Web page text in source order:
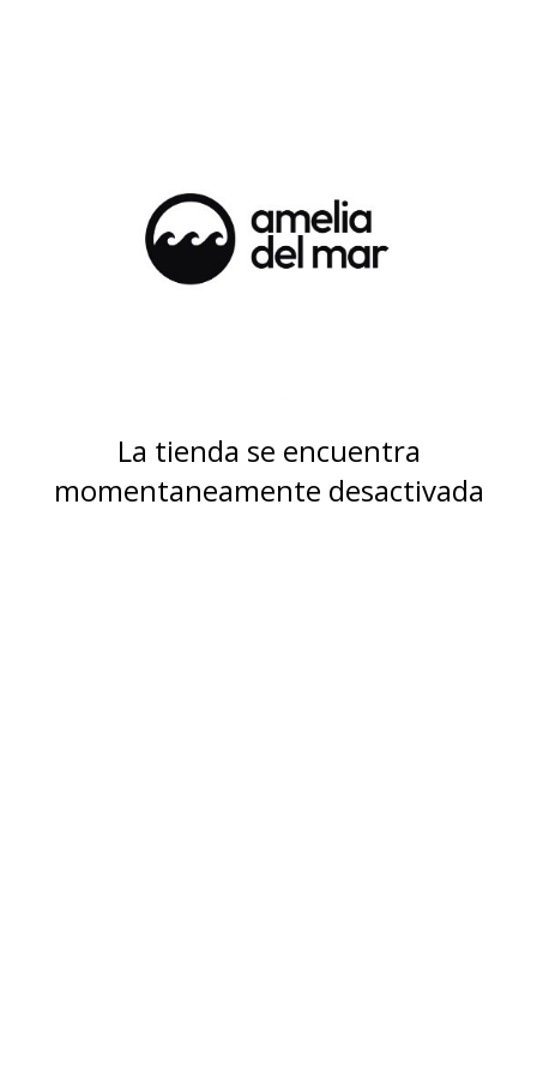
La tienda se encuentra
momentaneamente desactivada